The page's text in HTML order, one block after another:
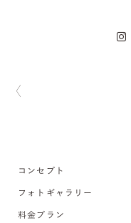
コンセプト
フォトギャラリー
料金プラン